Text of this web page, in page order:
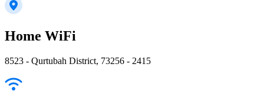
Home WiFi
8523 - Qurtubah District, 73256 - 2415